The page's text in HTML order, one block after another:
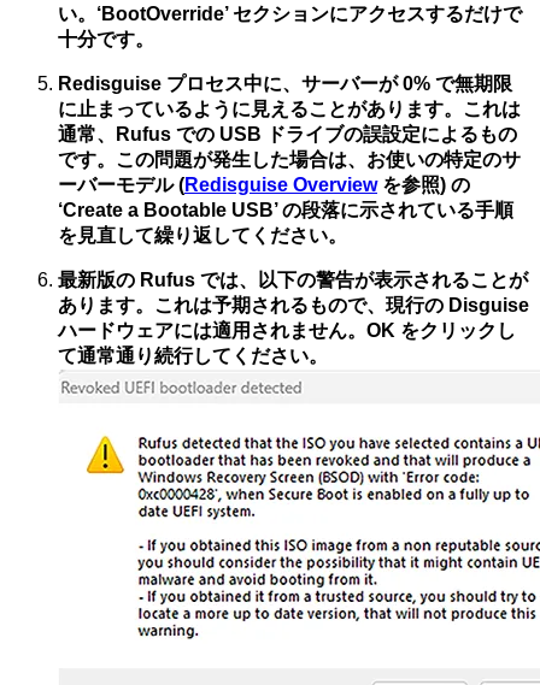
い。‘BootOverride’ セクションにアクセスするだけで
十分です。
Redisguise プロセス中に、サーバーが 0% で無期限
に止まっているように見えることがあります。これは
通常、Rufus での USB ドライブの誤設定によるもの
です。この問題が発生した場合は、お使いの特定のサ
ーバーモデル (Redisguise Overviewを参照) の
‘Create a Bootable USB’ の段落に示されている手順
を見直して繰り返してください。
最新版の Rufus では、以下の警告が表示されることが
あります。これは予期されるもので、現行の Disguise
ハードウェアには適用されません。OK をクリックし
て通常通り続行してください。